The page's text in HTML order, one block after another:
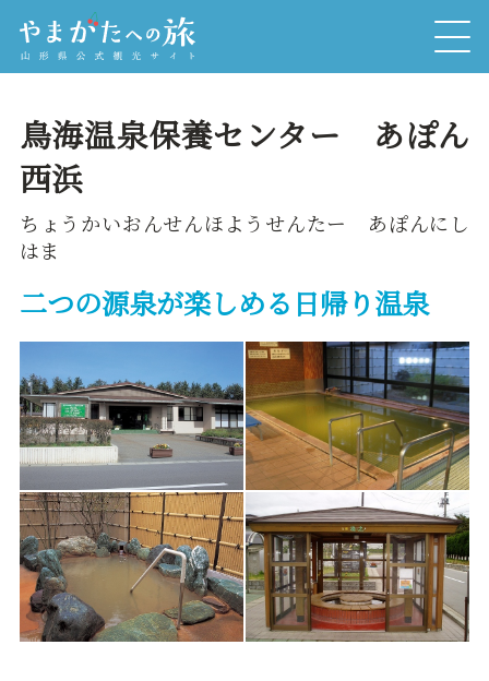
鳥海温泉保養センター あぽん
西浜
ちょうかいおんせんほようせんたー あぽんにし
はま
二つの源泉が楽しめる日帰り温泉